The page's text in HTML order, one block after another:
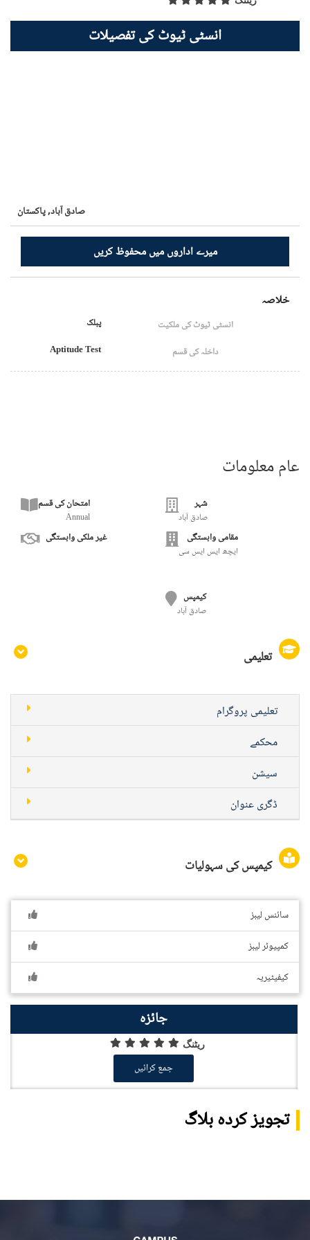
انسٹی ٹیوٹ کی تفصیلات
صادق آباد,پاکستان
میرے اداروں میں محفوظ کریں
خلاصہ
انسٹی ٹیوٹ کی ملکیت
پبلک
داخلہ کی قسم
Aptitude Test
عام معلومات
شہر
صادق آباد
امتحان کی قسم
Annual
مقامی وابستگی
ایچھ ایس ایس سی
غیر ملکی وابستگی
کیمپس
صادق آباد
تعلیمی
تعلیمی پروگرام
محکمے
سیشن
ڈگری عنوان
کیمپس کی سہولیات
سائنس لیبز
کمپیوٹر لیبز
کیفیٹیریہ
جائزہ
ریٹنگ
جمع کرائیں
تجویز کردہ بلاگ